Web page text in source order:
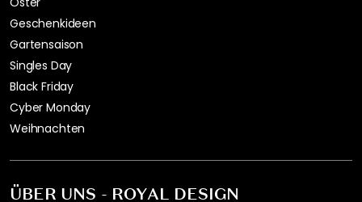
ÜBER UNS - ROYAL DESIGN
Geschenkideen
Gartensaison
Singles Day
Black Friday
Cyber Monday
Weihnachten